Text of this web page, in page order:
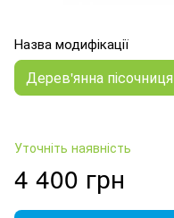
Назва модифікації
Дерев'янна пісочниця
Уточніть наявність
4 400 грн